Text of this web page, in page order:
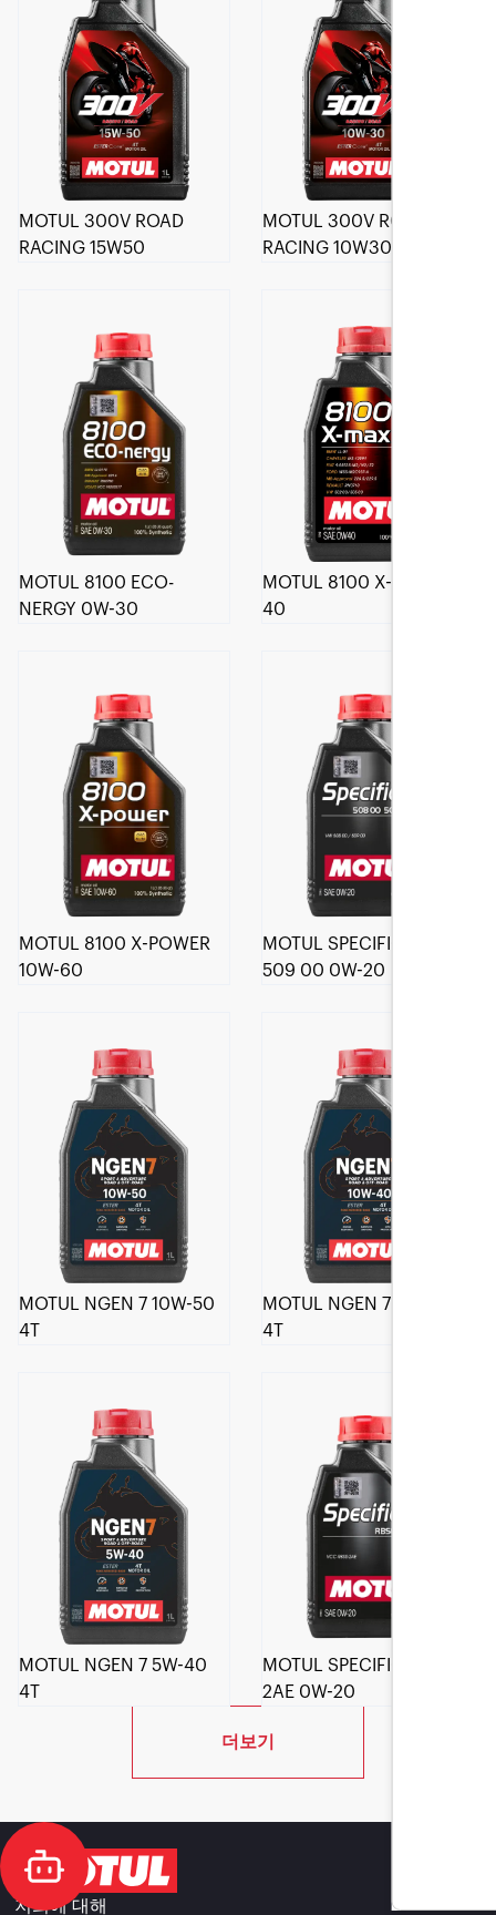
MOTUL 300V ROAD
RACING 15W50
MOTUL 300V ROAD
RACING 10W30
MOTUL 8100 ECO-
NERGY 0W-30
MOTUL 8100 X-MAX 0W-
40
MOTUL 8100 X-POWER
10W-60
MOTUL SPECIFIC 508 00
509 00 0W-20
MOTUL NGEN 7 10W-50
4T
MOTUL NGEN 7 10W-40
4T
MOTUL NGEN 7 5W-40
4T
MOTUL SPECIFIC RBS0-
2AE 0W-20
더보기
저희에 대해